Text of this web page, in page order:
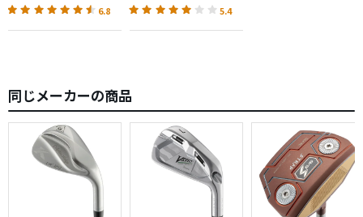
6.8 5.4
同じメーカーの商品